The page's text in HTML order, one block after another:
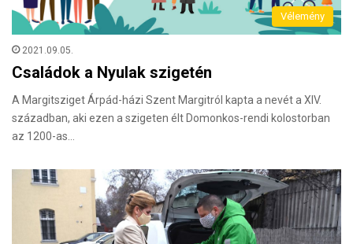
Vélemény
2021.09.05.
Családok a Nyulak szigetén
A Margitsziget Árpád-házi Szent Margitról kapta a nevét a XIV.
században, aki ezen a szigeten élt Domonkos-rendi kolostorban
az 1200-as…